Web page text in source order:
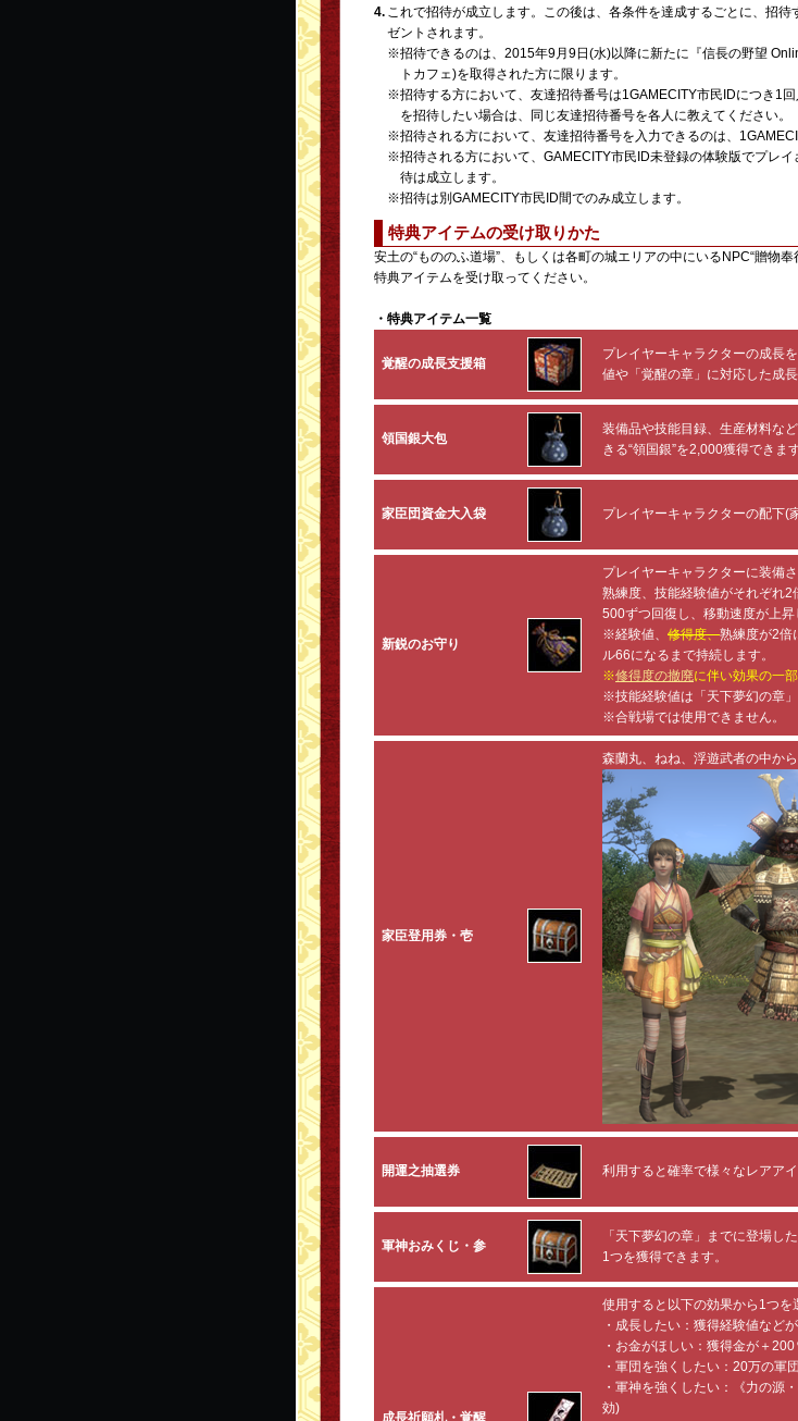
4. これで招待が成立します。この後は、各条件を達成するごとに、招
ゼントされます。
※招待できるのは、2015年9月9日(水)以降に新たに『信長の野望
トカフェ)を取得された方に限ります。
※招待する方において、友達招待番号は1GAMECITY市民IDにつき1
を招待したい場合は、同じ友達招待番号を各人に教えてください。
※招待される方において、友達招待番号を入力できるのは、
※招待される方において、GAMECITY市民ID未登録の体験版でプレ
待は成立します。
※招待は別GAMECITY市民ID間でのみ成立します。
特典アイテムの受け取りかた
安土の“もののふ道場”、もしくは各町の城エリアの中にいるNPC“贈物
特典アイテムを受け取ってください。
・特典アイテム一覧
覚醒の成長支援箱
プレイヤーキャラクターの成長
値や「覚醒の章」に対応した成
領国銀大包
装備品や技能目録、生産材料な
きる“領国銀”を2,000獲得できます
家臣団資金大入袋 プレイヤーキャラクターの配下(
新鋭のお守り
プレイヤーキャラクターに装備
熟練度、技能経験値がそれぞれ
500ずつ回復し、移動速度が上昇
※経験値、 修得度、熟練度が2倍
ル66になるまで持続します。
※修得度の撤廃に伴い効果の一
※技能経験値は「天下夢幻の章」
※合戦場では使用できません。
家臣登用券・壱
森蘭丸、ねね、浮遊武者の中か
開運之抽選券 利用すると確率で様々なレアア
軍神おみくじ・参
「天下夢幻の章」までに登場し
1つを獲得できます。
成長祈願札・覚醒
使用すると以下の効果から1つを
・成長したい：獲得経験値など
・お金がほしい：獲得金が＋
・軍団を強くしたい：20万の軍
・軍神を強くしたい：《力の源
効)